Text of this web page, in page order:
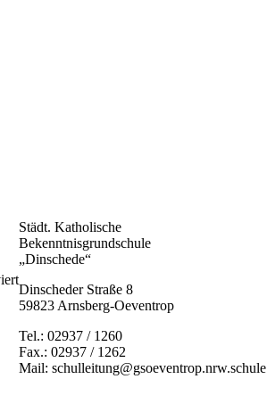
für
IMG_3424
Städt. Katholische
Bekenntnisgrundschule
„Dinschede“
Dinscheder Straße 8
59823 Arnsberg-Oeventrop
Tel.: 02937 / 1260
Fax.: 02937 / 1262
Mail: schulleitung@gsoeventrop.nrw.schule